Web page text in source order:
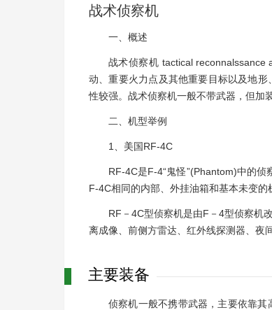
战术侦察机
一、概述
战术侦察机 tactical reconnalssance
动、重要火力点及其他重要目标以及地
性较强。战术侦察机一般不带武器，但加
二、机型举例
1、美国RF-4C
RF-4C是F-4“鬼怪”(Phantom)中的
F-4C相同的内部、外挂油箱和基本未变的
RF－4C型侦察机是由F－4型侦察机
离成像、前侧方雷达、红外线探测器、夜
主要装备
侦察机一般不携带武器，主要依靠其